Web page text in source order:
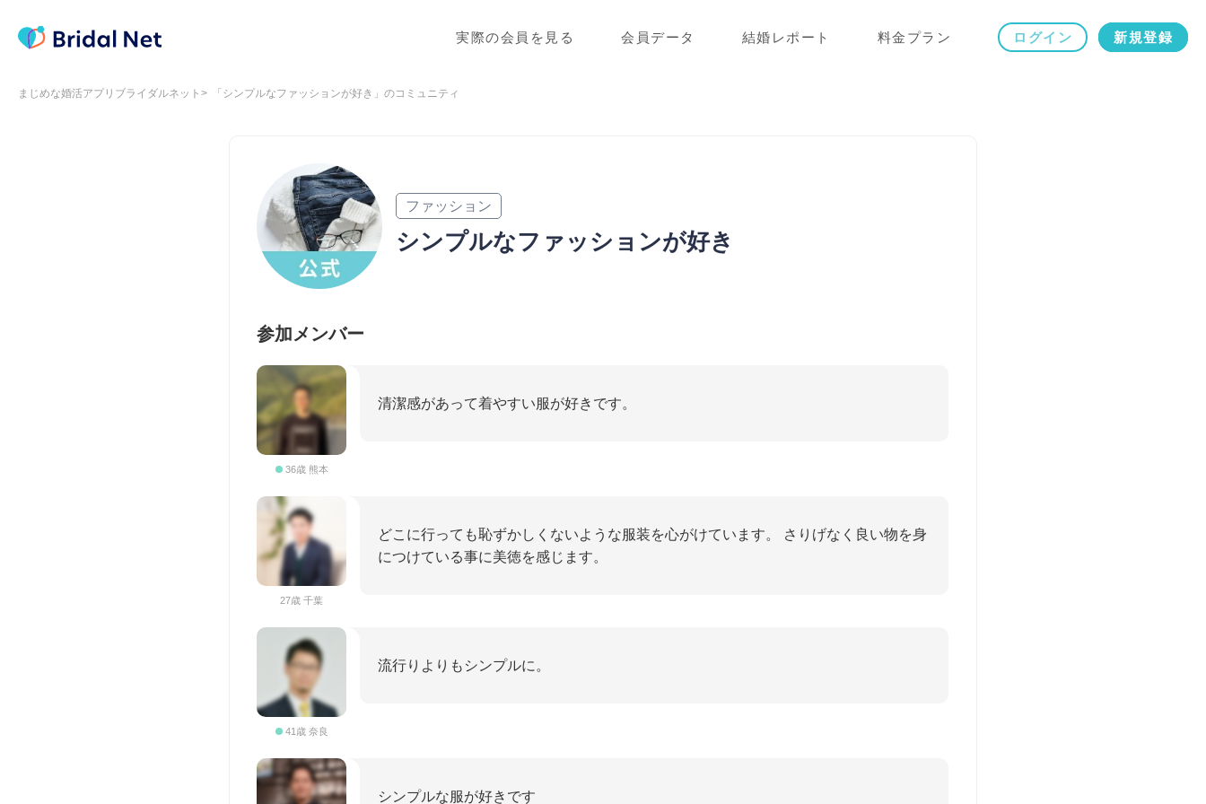
実際の会員を見る 会員データ 結婚レポート 料金プラン ログイン 新規登録
まじめな婚活アプリブライダルネット 「シンプルなファッションが好き」のコミュニティ
ファッション
シンプルなファッションが好き
参加メンバー
36歳 熊本
清潔感があって着やすい服が好きです。
27歳 千葉
どこに行っても恥ずかしくないような服装を心がけています。 さりげなく良い物を身
につけている事に美徳を感じます。
41歳 奈良
流行りよりもシンプルに。
シンプルな服が好きです